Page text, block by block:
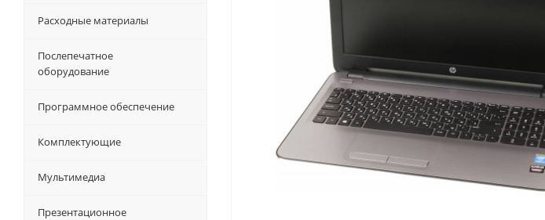
Расходные материалы
Послепечатное
оборудование
Программное обеспечение
Комплектующие
Мультимедиа
Презентационное